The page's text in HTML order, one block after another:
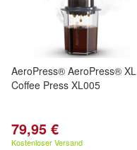
AeroPress® AeroPress® XL
Coffee Press XL005
79,95 €
Kostenloser Versand